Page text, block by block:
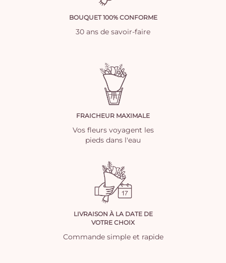
BOUQUET 100% CONFORME
30 ans de savoir-faire
FRAICHEUR MAXIMALE
Vos fleurs voyagent les
pieds dans l'eau
LIVRAISON À LA DATE DE
VOTRE CHOIX
Commande simple et rapide